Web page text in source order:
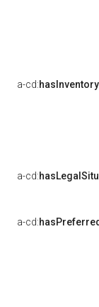
a-cd:
a-cd:
a-cd: